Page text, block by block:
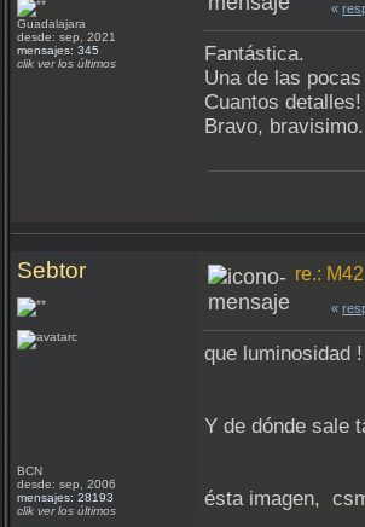
Guadalajara
desde: sep, 2021
mensajes: 345
clik ver los últimos
«
Fantástica.
Una de las
Cuantos detalles!
Bravo, bravisimo.
Sebtor
BCN
desde: sep, 2006
mensajes: 28193
clik ver los últimos
re.:
«
que luminosidad !
Y de dónde sale
ésta imagen,